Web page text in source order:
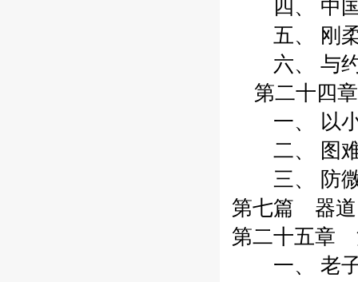
四、 中国
五、 刚柔
六、 与约
第二十四
一、 以小
二、 图难
三、 防微
第七篇 器道
第二十五章
一、 老子